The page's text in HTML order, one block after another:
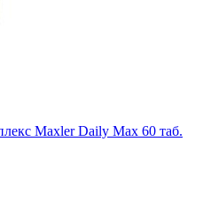
Maxler Daily Max 60 таб.